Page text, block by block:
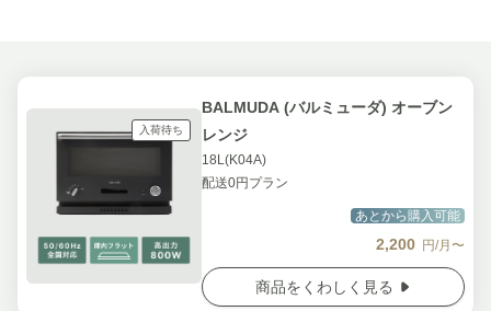
入荷待ち
BALMUDA (バルミューダ) オーブン
レンジ
18L(K04A)
配送0円プラン
あとから購入可能
2,200 円/月〜
商品をくわしく見る